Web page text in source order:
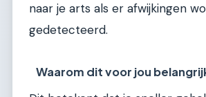
naar je arts als er afwijkingen
gedetecteerd.
Waarom dit voor jou